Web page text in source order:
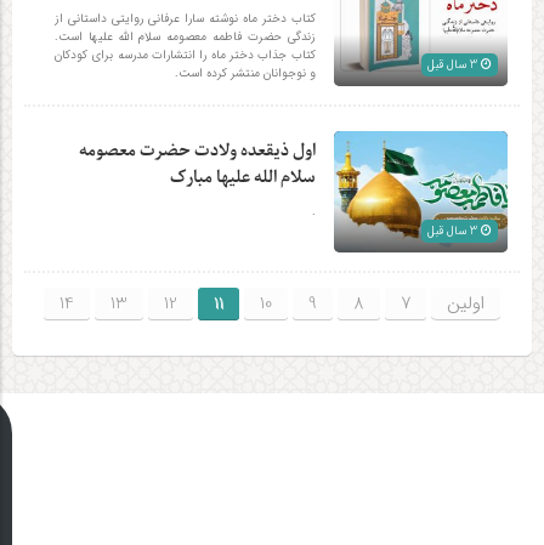
کتاب دختر ماه نوشته سارا عرفانی روایتی داستانی از
زندگی حضرت فاطمه معصومه سلام الله علیها است.
کتاب جذاب دختر ماه را انتشارات مدرسه برای کودکان
و نوجوانان منتشر کرده است.
اول ذیقعده ولادت حضرت معصومه
سلام الله علیها مبارک
.
اولین 7
8
9
10
11
12
13
14